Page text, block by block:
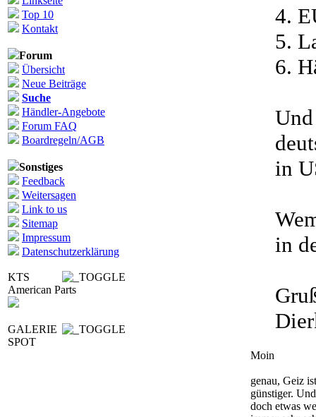
Top 10
Kontakt
Forum
Übersicht
Neue Beiträge
Suche
Händler-Angebote
Forum FAQ
Boardregeln/AGB
Sonstiges
Feedback
Weitersagen
Link to us
Sitemap
Impressum
Datenschutzerklärung
KTS
American Parts
GALERIE
SPOT
4.
5.
6.
in
in
Moin
genau, Geiz
günstiger.
doch etwas